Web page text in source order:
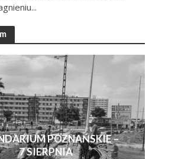
POZNAŃSKIE –
7 SIERPNIA